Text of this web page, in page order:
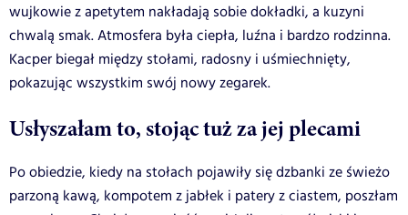
wujkowie z apetytem nakładają sobie dokładki, a kuzyni
chwalą smak. Atmosfera była ciepła, luźna i bardzo rodzinna.
Kacper biegał między stołami, radosny i uśmiechnięty,
pokazując wszystkim swój nowy zegarek.
Usłyszałam to, stojąc tuż za jej plecami
Po obiedzie, kiedy na stołach pojawiły się dzbanki ze świeżo
parzoną kawą, kompotem z jabłek i patery z ciastem, poszłam